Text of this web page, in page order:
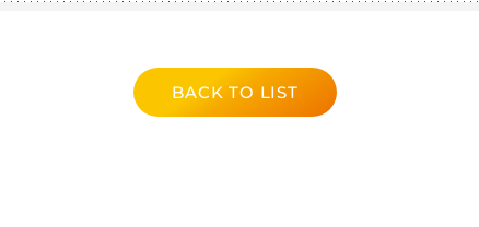
BACK TO LIST